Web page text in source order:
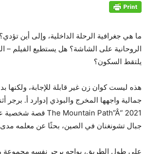
ما هي جغرافية الرحلة الداخلية، وإلى أين
الروحانية على الشاشة؟ هل يستطيع الفيلم –
يلتقط السكون؟
هذه ليست كوان زن غير قابلة للإجابة، ولكنها
جمالية واجهها المخرج والبوذي إدوارد أ. برجر
2021 “The Mountain Path”
Â
قصة شخصية
جبال تشونغنان في الصين، بحثًا عن معلمه مدى
على طول الطريق، يواجه برجر نفسه مجموعة